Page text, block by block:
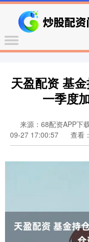
天盈配资 基
一季度
来源：68配资APP下
09-27 17:00:57
查看